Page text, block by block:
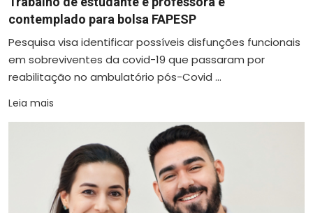
contemplado para bolsa FAPESP
Pesquisa visa identificar possíveis disfunções funcionais
em sobreviventes da covid-19 que passaram por
reabilitação no ambulatório pós-Covid ...
Leia mais